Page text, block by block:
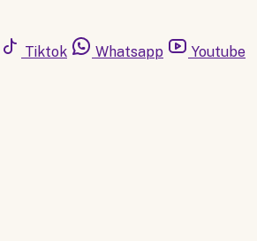
Tiktok Whatsapp Youtube